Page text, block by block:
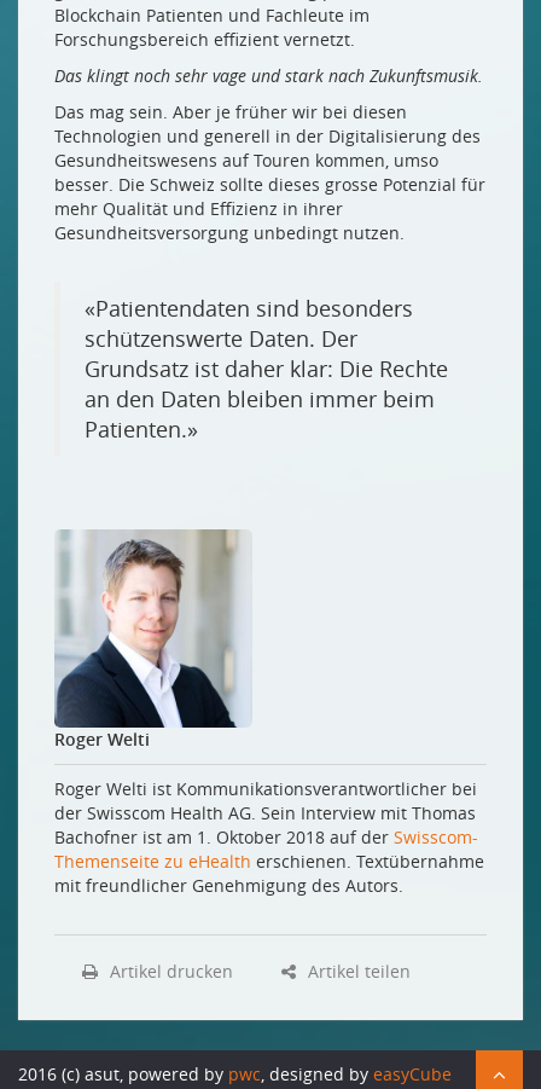
Blockchain Patienten und Fachleute im
Forschungsbereich effizient vernetzt.
Das klingt noch sehr vage und stark nach Zukunftsmusik.
Das mag sein. Aber je früher wir bei diesen
Technologien und generell in der Digitalisierung des
Gesundheitswesens auf Touren kommen, umso
besser. Die Schweiz sollte dieses grosse Potenzial für
mehr Qualität und Effizienz in ihrer
Gesundheitsversorgung unbedingt nutzen.
«Patientendaten sind besonders
schützenswerte Daten. Der
Grundsatz ist daher klar: Die Rechte
an den Daten bleiben immer beim
Patienten.»
Roger Welti
Roger Welti ist Kommunikationsverantwortlicher bei
der Swisscom Health AG. Sein Interview mit Thomas
Bachofner ist am 1. Oktober 2018 auf der Swisscom-
Themenseite zu eHealth erschienen. Textübernahme
mit freundlicher Genehmigung des Autors.
Artikel drucken Artikel teilen
2016 (c) asut, powered by pwc, designed by easyCube